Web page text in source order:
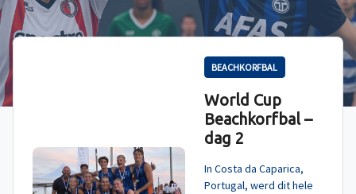
BEACHKORFBAL
World Cup
Beachkorfbal –
dag 2
In Costa da Caparica,
Portugal, werd dit hele